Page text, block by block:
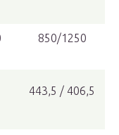
850/1250
443,5 / 406,5